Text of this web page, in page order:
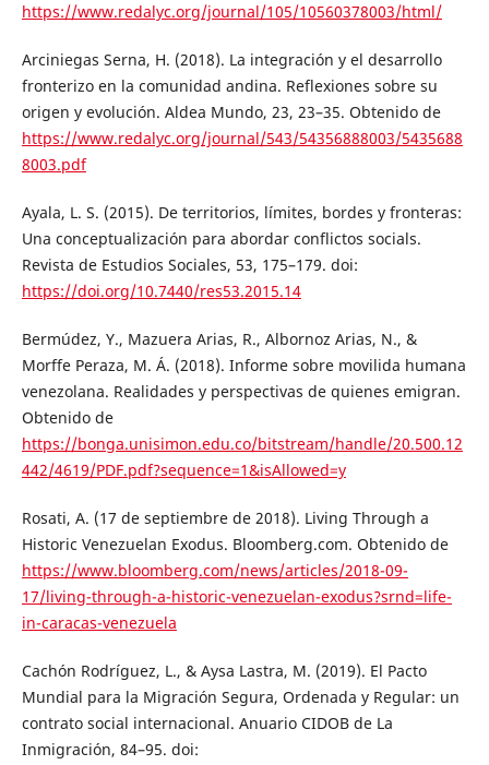
https://www.redalyc.org/journal/105/10560378003/html/
Arciniegas Serna, H. (2018). La integración y el desarrollo
fronterizo en la comunidad andina. Reflexiones sobre su
origen y evolución. Aldea Mundo, 23, 23–35. Obtenido de
https://www.redalyc.org/journal/543/54356888003/5435688
8003.pdf
Ayala, L. S. (2015). De territorios, límites, bordes y fronteras:
Una conceptualización para abordar conflictos socials.
Revista de Estudios Sociales, 53, 175–179. doi:
https://doi.org/10.7440/res53.2015.14
Bermúdez, Y., Mazuera Arias, R., Albornoz Arias, N., &
Morffe Peraza, M. Á. (2018). Informe sobre movilida humana
venezolana. Realidades y perspectivas de quienes emigran.
Obtenido de
https://bonga.unisimon.edu.co/bitstream/handle/20.500.12
442/4619/PDF.pdf?sequence=1&isAllowed=y
Rosati, A. (17 de septiembre de 2018). Living Through a
Historic Venezuelan Exodus. Bloomberg.com. Obtenido de
https://www.bloomberg.com/news/articles/2018-09-
17/living-through-a-historic-venezuelan-exodus?srnd=life-
in-caracas-venezuela
Cachón Rodríguez, L., & Aysa Lastra, M. (2019). El Pacto
Mundial para la Migración Segura, Ordenada y Regular: un
contrato social internacional. Anuario CIDOB de La
Inmigración, 84–95. doi: